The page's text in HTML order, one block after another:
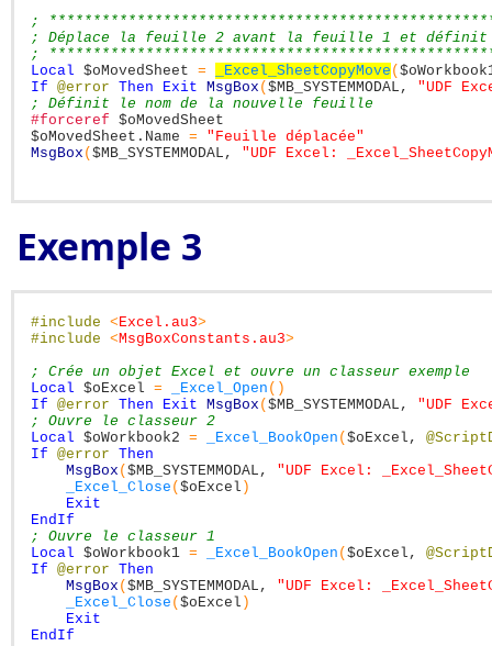
;
; Déplace la feuille 2 avant la feuille 1 et définit
;
Local $oMovedSheet = _Excel_SheetCopyMove (
If @error Then Exit MsgBox ($MB_SYSTEMMODAL ,
"UDF
; Définit le nom de la nouvelle feuille
#forceref $oMovedSheet
$oMovedSheet .Name =
"Feuille déplacée"
MsgBox ($MB_SYSTEMMODAL , "UDF Excel:
Exemple 3
#include <Excel.au3>
#include <MsgBoxConstants.au3>
; Crée un objet Excel et ouvre un classeur exemple
Local $oExcel = _Excel_Open ( )
If @error Then Exit MsgBox ( $MB_SYSTEMMODAL ,
"UDF
; Ouvre le classeur 2
Local $oWorkbook2 = _Excel_BookOpen ( $oExcel ,
If @error Then
MsgBox ( $MB_SYSTEMMODAL ,
"UDF Excel:
_Excel_Close ( $oExcel )
Exit
EndIf
; Ouvre le classeur 1
Local $oWorkbook1 = _Excel_BookOpen ( $oExcel ,
If @error Then
MsgBox ( $MB_SYSTEMMODAL ,
"UDF Excel:
_Excel_Close ( $oExcel )
Exit
EndIf